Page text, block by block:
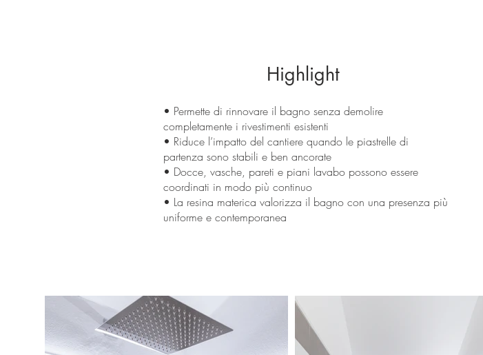
Highlight
• Permette di rinnovare il bagno senza demolire
completamente i rivestimenti esistenti
• Riduce l’impatto del cantiere quando le piastrelle di
partenza sono stabili e ben ancorate
• Docce, vasche, pareti e piani lavabo possono essere
coordinati in modo più continuo
• La resina materica valorizza il bagno con una presenza più
uniforme e contemporanea